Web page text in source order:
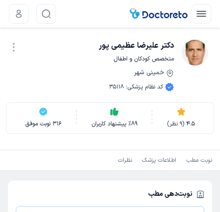
دکتر علیرضا عظیمی پور
متخصص کودکان و اطفال
خمینی شهر
کد نظام پزشکی:
35118
4.5
(
9نظر) ٪89 پیشنهاد کاربران 316 نوبت موفق
نوبت مطب اطلاعات پزشک نظرات
نوبت‌دهی مطب